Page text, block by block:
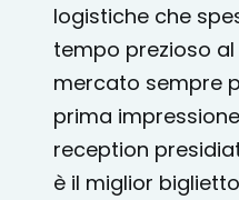
logistiche che
tempo prezioso al
mercato sempre
prima
reception
è il miglior